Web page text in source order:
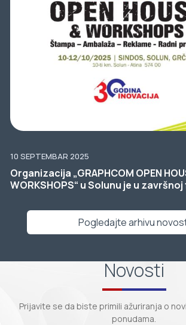
10 SEPTEMBAR 2025
Organizacija „GRAPHCOM OPEN
WORKSHOPS“ u Solunu je u
Pogledajte arhivu
Novosti
Prijavite se da biste primili ažuriranja o
ponudama.